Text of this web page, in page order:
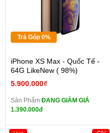
Trả Góp 0%
iPhone XS Max - Quốc Tế -
64G LikeNew ( 98%)
5.900.000₫
Sản Phẩm ĐANG GIẢM GIÁ
1.390.000đ